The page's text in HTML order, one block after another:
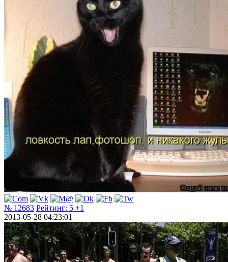
№ 12683 Рейтинг: 5 +1
2013-05-28 04:23:01